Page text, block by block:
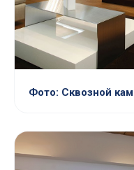
Фото: Сквозной